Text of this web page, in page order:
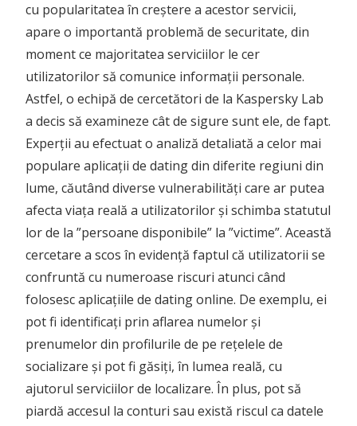
cu popularitatea în creștere a acestor servicii,
apare o importantă problemă de securitate, din
moment ce majoritatea serviciilor le cer
utilizatorilor să comunice informații personale.
Astfel, o echipă de cercetători de la Kaspersky Lab
a decis să examineze cât de sigure sunt ele, de fapt.
Experții au efectuat o analiză detaliată a celor mai
populare aplicații de dating din diferite regiuni din
lume, căutând diverse vulnerabilități care ar putea
afecta viața reală a utilizatorilor și schimba statutul
lor de la ”persoane disponibile” la ”victime”. Această
cercetare a scos în evidență faptul că utilizatorii se
confruntă cu numeroase riscuri atunci când
folosesc aplicațiile de dating online. De exemplu, ei
pot fi identificați prin aflarea numelor și
prenumelor din profilurile de pe rețelele de
socializare și pot fi găsiți, în lumea reală, cu
ajutorul serviciilor de localizare. În plus, pot să
piardă accesul la conturi sau există riscul ca datele